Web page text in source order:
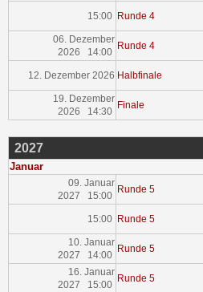
15:00 Runde 4
06. Dezember
2026 14:00
Runde 4
12. Dezember 2026 Halbfinale
19. Dezember
2026 14:30
Finale
2027
Januar
09. Januar
2027 15:00
Runde 5
15:00 Runde 5
10. Januar
2027 14:00
Runde 5
16. Januar
2027 15:00
Runde 5